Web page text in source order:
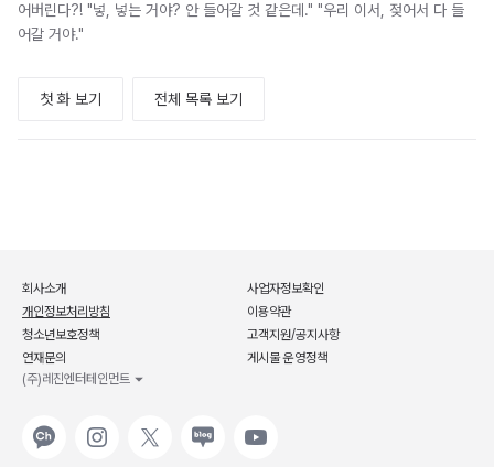
어버린다?! "넣, 넣는 거야? 안 들어갈 것 같은데." "우리 이서, 젖어서 다 들
어갈 거야."
첫 화 보기 전체 목록 보기
회사소개
사업자정보확인
개인정보처리방침
이용약관
청소년보호정책
고객지원/공지사항
연재문의
게시물 운영정책
(주)레진엔터테인먼트
카카오 인스타그램 네이버 유튜브